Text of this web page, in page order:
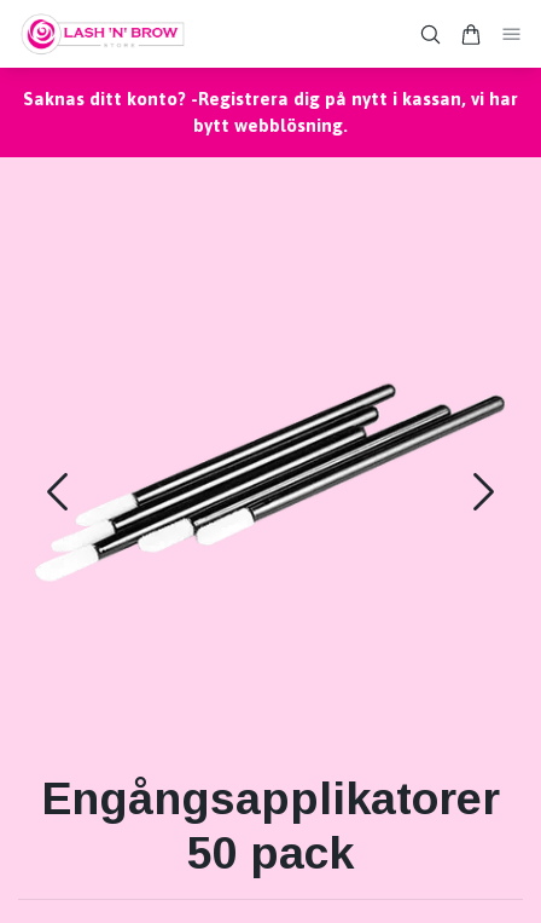
Saknas ditt konto? -Registrera dig på nytt i kassan, vi har
bytt webblösning.
Engångsapplikatorer
50 pack